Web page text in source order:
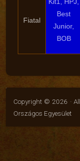
Fiatal
Best
Junior,
BOB
Copyright © 2026 ·
Országos Egyesület